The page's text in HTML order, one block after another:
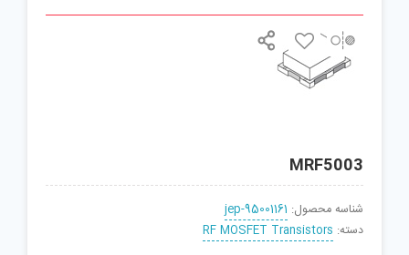
MRF5003
شناسه محصول: jep-95001161
دسته: RF MOSFET Transistors